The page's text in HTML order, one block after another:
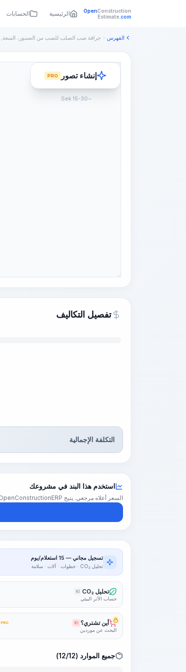
OpenConstruction
Estimate.com الرئيسية الحسابات
الفهرس جرافة صب الصلب للصب من الصنبور، السعة, 120 ط
إنشاء تصور PRO
~15-30 Sek.
تفصيل التكاليف
التكلفة الإجمالية
استخدم هذا البند في مشروعك
السعر أعلاه مرجعي. يتيح OpenConstructionERP إعادة استخدام هذا البند في تقدير كامل للمشروع — بأسعارك الإقليمية والكميات والهوامش.
تسجيل مجاني — 15 استعلام/يوم
تحليل CO₂ · خطوات · آلات · سلامة
تحليل CO₂ KI
حساب الأثر البيئي
أين تشتري؟ KI
PRO
البحث عن موردين
جميع الموارد (12/12)